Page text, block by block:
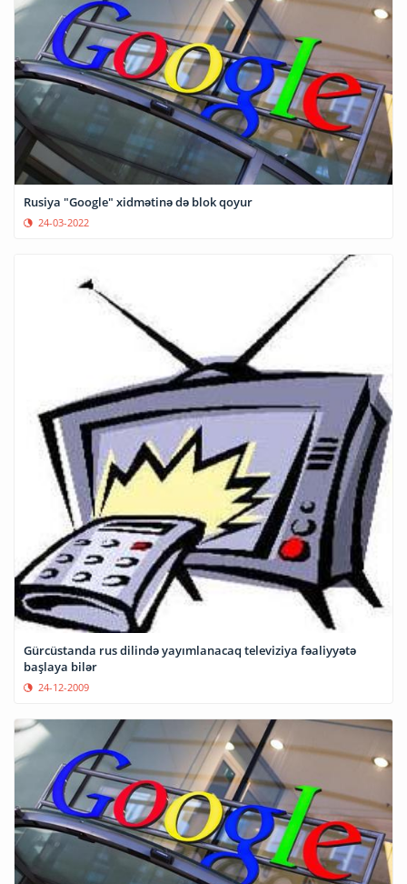
Rusiya "Google" xidmətinə də blok qoyur
24-03-2022
Gürcüstanda rus dilində yayımlanacaq televiziya fəaliyyətə
başlaya bilər
24-12-2009